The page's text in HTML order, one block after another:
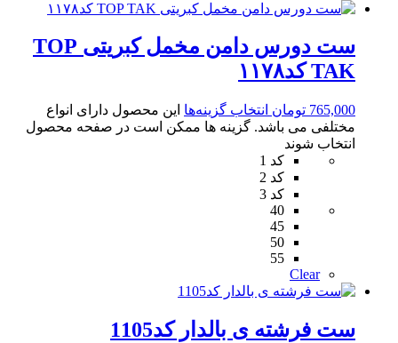
ست دورس دامن مخمل کبریتی TOP
TAK کد۱۱۷۸
765,000 تومان انتخاب گزینه‌ها این محصول دارای انواع
مختلفی می باشد. گزینه ها ممکن است در صفحه محصول
انتخاب شوند
کد 1
کد 2
کد 3
40
45
50
55
Clear
ست فرشته ی بالدار کد1105